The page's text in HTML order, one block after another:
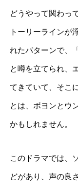
どうやって関わっ
トーリーラインが
れたパターンで、
と噂を立てられ、
てきていて、そこ
とは、ボヨンとウ
かもしれません。
このドラマでは、
どがあり、声の良